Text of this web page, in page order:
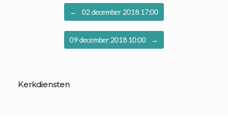
← 02 december 2018 17:00
09 december 2018 10:00 →
Kerkdiensten